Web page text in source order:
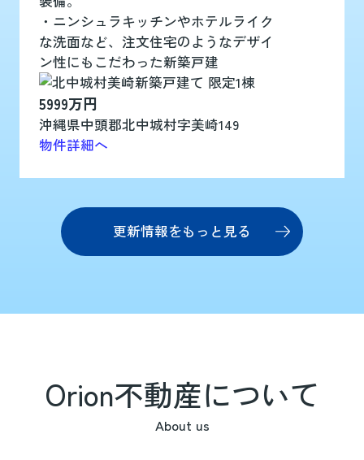
・ニンシュラキッチンやホテルライク
な洗面など、注文住宅のようなデザイ
ン性にもこだわった新築戸建
5999万円
沖縄県中頭郡北中城村字美崎149
物件詳細へ
2026.07.16 新規物件
【新着物件公開】
物件詳細へ
【新着物件公開】
グラファーレ沖縄市松本３期２棟1号
更新情報をもっと見る
Orion不動産について
About us